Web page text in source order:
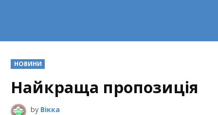
POSTED
IN
НОВИНИ
Найкраща пропозиція
by Вікка